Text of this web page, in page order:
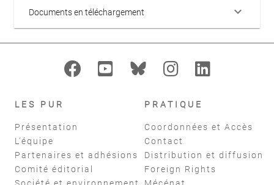
Documents en téléchargement keyboard_arrow_down
LES PUR
Présentation
L'équipe
Partenaires et adhésions
Comité éditorial
Société et environnement
PRATIQUE
Coordonnées et Accès
Contact
Distribution et diffusion
Foreign Rights
Mécénat